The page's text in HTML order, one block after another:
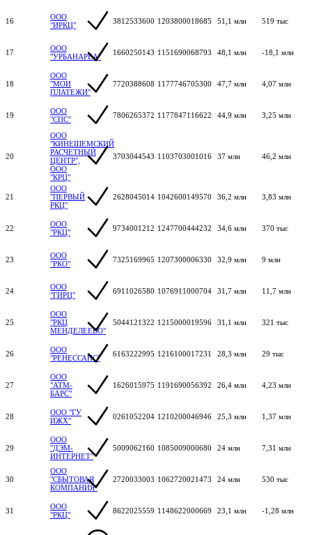
16
ООО
"ИРКЦ"
3812533600 1203800018685 51,1 млн 519 тыс
17
ООО
"УРБАНАРЕА"
1660250143 1151690068793 48,1 млн -18,1 млн
18
ООО
"МОИ
ПЛАТЕЖИ"
7720388608 1177746705300 47,7 млн 4,07 млн
19
ООО
"СПС"
7806265372 1177847116622 44,9 млн 3,25 млн
20
ООО
"КИНЕШЕМСКИЙ
РАСЧЕТНЫЙ
ЦЕНТР",
ООО
"КРЦ"
3703044543 1103703001016 37 млн 46,2 млн
21
ООО
"ПЕРВЫЙ
РКЦ"
2628045014 1042600149570 36,2 млн 3,83 млн
22
ООО
"РКЦ"
9734001212 1247700444232 34,6 млн 370 тыс
23
ООО
"РКО"
7325169965 1207300006330 32,9 млн 9 млн
24
ООО
"ГИРЦ"
6911026580 1076911000704 31,7 млн 11,7 млн
25
ООО
"РКЦ
МЕНДЕЛЕЕВО"
5044121322 1215000019596 31,1 млн 321 тыс
26
ООО
"РЕНЕССАНС"
6163222995 1216100017231 28,3 млн 29 тыс
27
ООО
"АТМ-
БАРС"
1626015975 1191690056392 26,4 млн 4,23 млн
28
ООО "ГУ
ИЖХ"
0261052204 1210200046946 25,3 млн 1,37 млн
29
ООО
"ДЭМ-
ИНТЕРНЕТ"
5009062160 1085009000680 24 млн 7,31 млн
30
ООО
"СБЫТОВАЯ
КОМПАНИЯ"
2720033003 1062720021473 24 млн 530 тыс
31
ООО
"РКЦ"
8622025559 1148622000669 23,1 млн -1,28 млн